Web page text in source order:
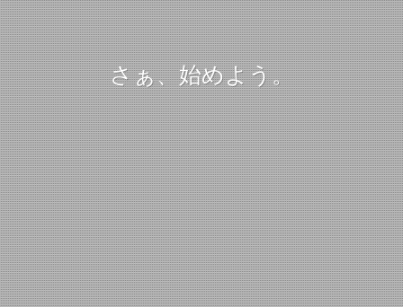
さぁ、始めよう。